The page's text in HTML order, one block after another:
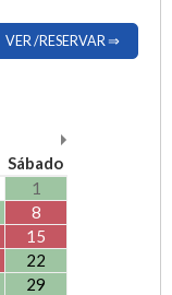
VER /RESERVAR ⇒
Sábado
1
8
15
22
29